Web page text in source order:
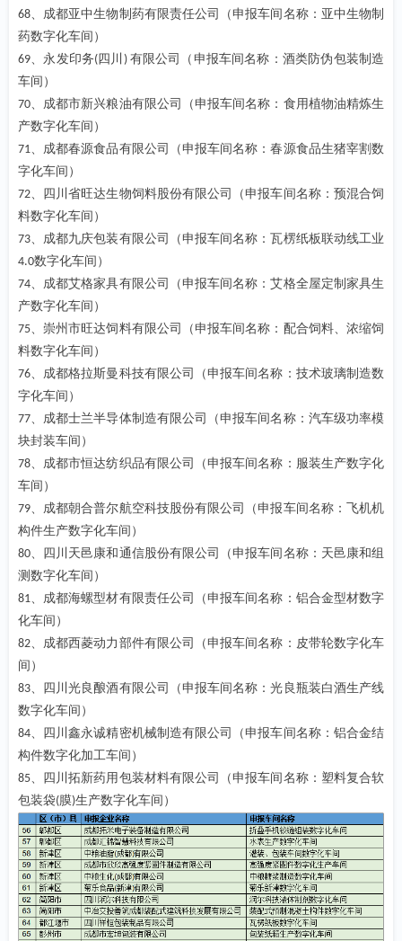
68、成都亚中生物制药有限责任公司（申报车间名称：亚中生物制
药数字化车间）
69、永发印务(四川 ) 有限公司（申报车间名称：酒类防伪包装制造
车间）
70、成都市新兴粮油有限公司（申报车间名称：食用植物油精炼生
产数字化车间）
71、成都春源食品有限公司（申报车间名称：春源食品生猪宰割数
字化车间）
72、四川省旺达生物饲料股份有限公司（申报车间名称：预混合饲
料数字化车间）
73、成都九庆包装有限公司（申报车间名称：瓦楞纸板联动线工业
4.0数字化车间）
74、成都艾格家具有限公司（申报车间名称：艾格全屋定制家具生
产数字化车间）
75、崇州市旺达饲料有限公司（申报车间名称：配合饲料、浓缩饲
料数字化车间）
76、成都格拉斯曼科技有限公司（申报车间名称：技术玻璃制造数
字化车间）
77、成都士兰半导体制造有限公司（申报车间名称：汽车级功率模
块封装车间）
78、成都市恒达纺织品有限公司（申报车间名称：服装生产数字化
车间）
79、成都朝合普尔航空科技股份有限公司（申报车间名称：飞机机
构件生产数字化车间）
80、四川天邑康和通信股份有限公司（申报车间名称：天邑康和组
测数字化车间）
81、成都海螺型材有限责任公司（申报车间名称：铝合金型材数字
化车间）
82、成都西菱动力部件有限公司（申报车间名称：皮带轮数字化车
间）
83、四川光良酿酒有限公司（申报车间名称：光良瓶装白酒生产线
数字化车间）
84、四川鑫永诚精密机械制造有限公司（申报车间名称：铝合金结
构件数字化加工车间）
85、四川拓新药用包装材料有限公司（申报车间名称：塑料复合软
包装袋(膜)生产数字化车间）